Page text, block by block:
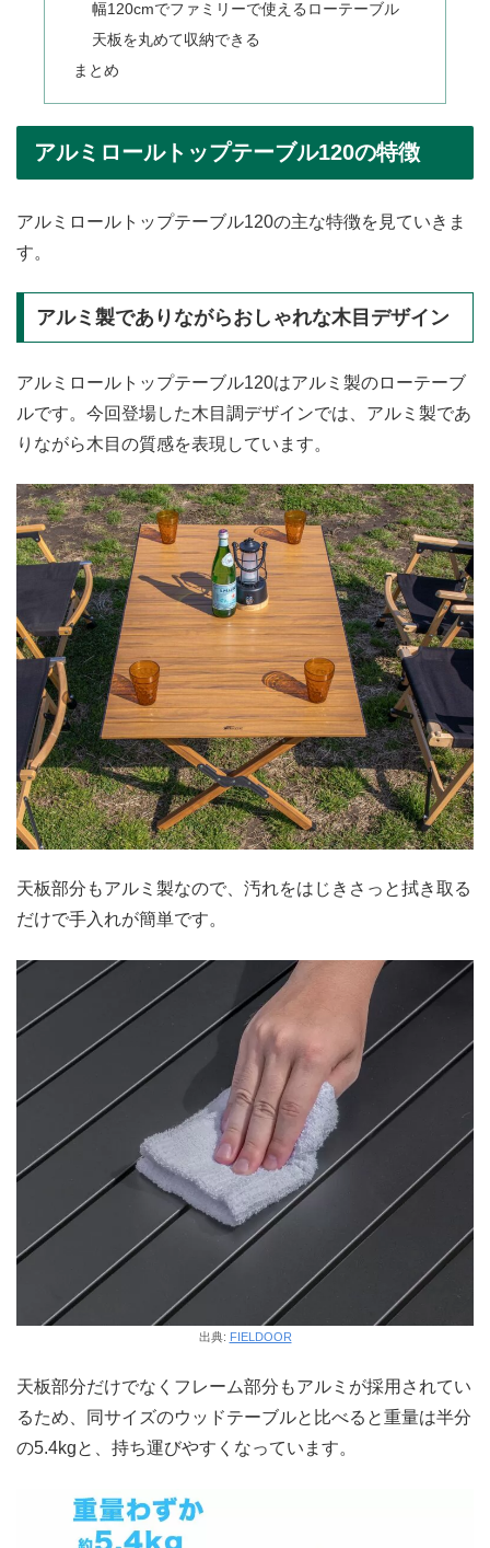
幅120cmでファミリーで使えるローテーブル
天板を丸めて収納できる
まとめ
アルミロールトップテーブル120の特徴
アルミロールトップテーブル120の主な特徴を見ていきま
す。
アルミ製でありながらおしゃれな木目デザイン
アルミロールトップテーブル120はアルミ製のローテーブ
ルです。今回登場した木目調デザインでは、アルミ製であ
りながら木目の質感を表現しています。
天板部分もアルミ製なので、汚れをはじきさっと拭き取る
だけで手入れが簡単です。
出典: FIELDOOR
天板部分だけでなくフレーム部分もアルミが採用されてい
るため、同サイズのウッドテーブルと比べると重量は半分
の5.4kgと、持ち運びやすくなっています。